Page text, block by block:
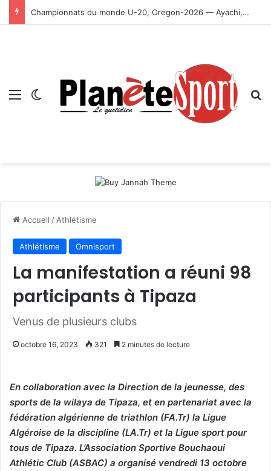
Championnats du monde U-20, Oregon-2026 — Ayachi, Dissa, Touahria et Ghezali en finale
Menu Switch skin
Accueil / Athlétisme
Athlétisme Omnisport
La manifestation a réuni 98
participants à Tipaza
Venus de plusieurs clubs
octobre 16, 2023 321 2 minutes de lecture
En collaboration avec la Direction de la jeunesse, des
sports de la wilaya de Tipaza, et en partenariat avec la
fédération algérienne de triathlon (FA.Tr) la Ligue
Algéroise de la discipline (LA.Tr) et la Ligue sport pour
tous de Tipaza. L’Association Sportive Bouchaoui
Athlétic Club (ASBAC) a organisé vendredi 13 octobre